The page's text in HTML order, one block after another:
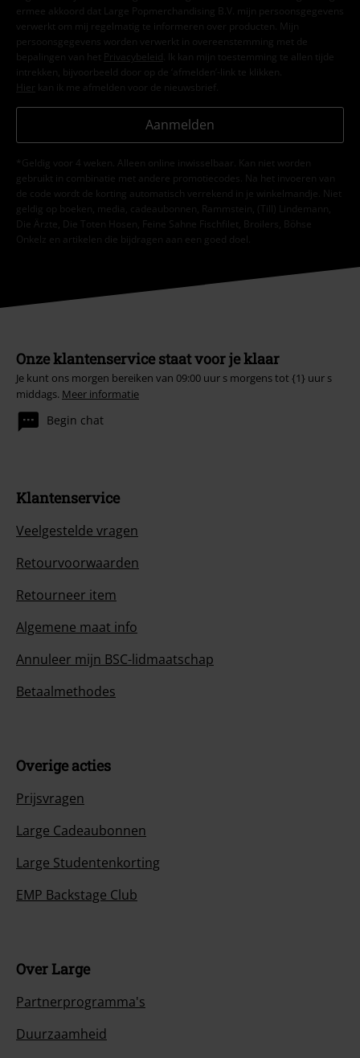
ermee akkoord dat Large Popmerchandising B.V. mijn persoonsgegevens
verwerkt om mij regelmatig te informeren over producten. Mijn
persoonsgegevens worden verwerkt in overeenstemming met de
bepalingen van het
Privacybeleid . Ik kan mijn toestemming te allen tijde
intrekken, bijvoorbeeld door op de ‘afmelden’-link te klikken.
Hier kan ik me afmelden voor de nieuwsbrief.
Aanmelden
*Geldig voor 4 weken. Alleen online inwisselbaar. Kan niet worden
gebruikt in combinatie met andere promotiecodes. Na het invoeren van
de code wordt de korting automatisch verrekend in je winkelmandje. Niet
geldig op boeken, media, cadeaubonnen, Rammstein, (Till) Lindemann,
Die Ärzte, Die Toten Hosen, Feine Sahne Fischfilet, Broilers, Böhse
Onkelz en artikelen die bijdragen aan een goed doel.
Onze klantenservice staat voor je klaar
Je kunt ons morgen bereiken van 09:00 uur s morgens tot {1} uur s
middags. Meer informatie
Begin chat
Klantenservice
Veelgestelde vragen
Retourvoorwaarden
Retourneer item
Algemene maat info
Annuleer mijn BSC-lidmaatschap
Betaalmethodes
Overige acties
Prijsvragen
Large Cadeaubonnen
Large Studentenkorting
EMP Backstage Club
Over Large
Partnerprogramma's
Duurzaamheid